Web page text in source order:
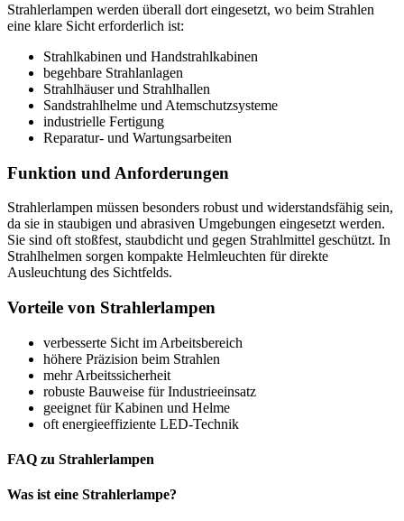
Strahlerlampen werden überall dort eingesetzt, wo beim Strahlen
eine klare Sicht erforderlich ist:
Strahlkabinen und Handstrahlkabinen
begehbare Strahlanlagen
Strahlhäuser und Strahlhallen
Sandstrahlhelme und Atemschutzsysteme
industrielle Fertigung
Reparatur- und Wartungsarbeiten
Funktion und Anforderungen
Strahlerlampen müssen besonders robust und widerstandsfähig sein,
da sie in staubigen und abrasiven Umgebungen eingesetzt werden.
Sie sind oft stoßfest, staubdicht und gegen Strahlmittel geschützt. In
Strahlhelmen sorgen kompakte Helmleuchten für direkte
Ausleuchtung des Sichtfelds.
Vorteile von Strahlerlampen
verbesserte Sicht im Arbeitsbereich
höhere Präzision beim Strahlen
mehr Arbeitssicherheit
robuste Bauweise für Industrieeinsatz
geeignet für Kabinen und Helme
oft energieeffiziente LED-Technik
FAQ zu Strahlerlampen
Was ist eine Strahlerlampe?